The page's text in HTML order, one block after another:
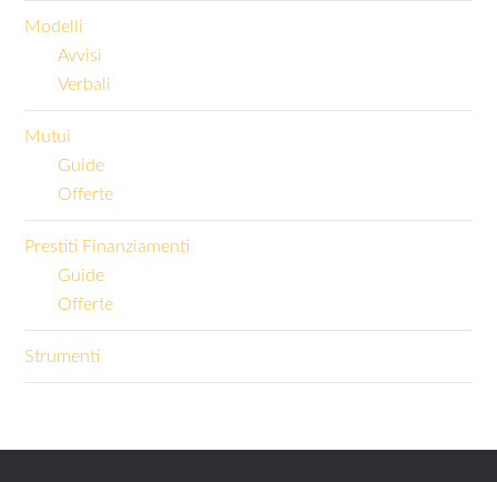
Modelli
Avvisi
Verbali
Mutui
Guide
Offerte
Prestiti Finanziamenti
Guide
Offerte
Strumenti